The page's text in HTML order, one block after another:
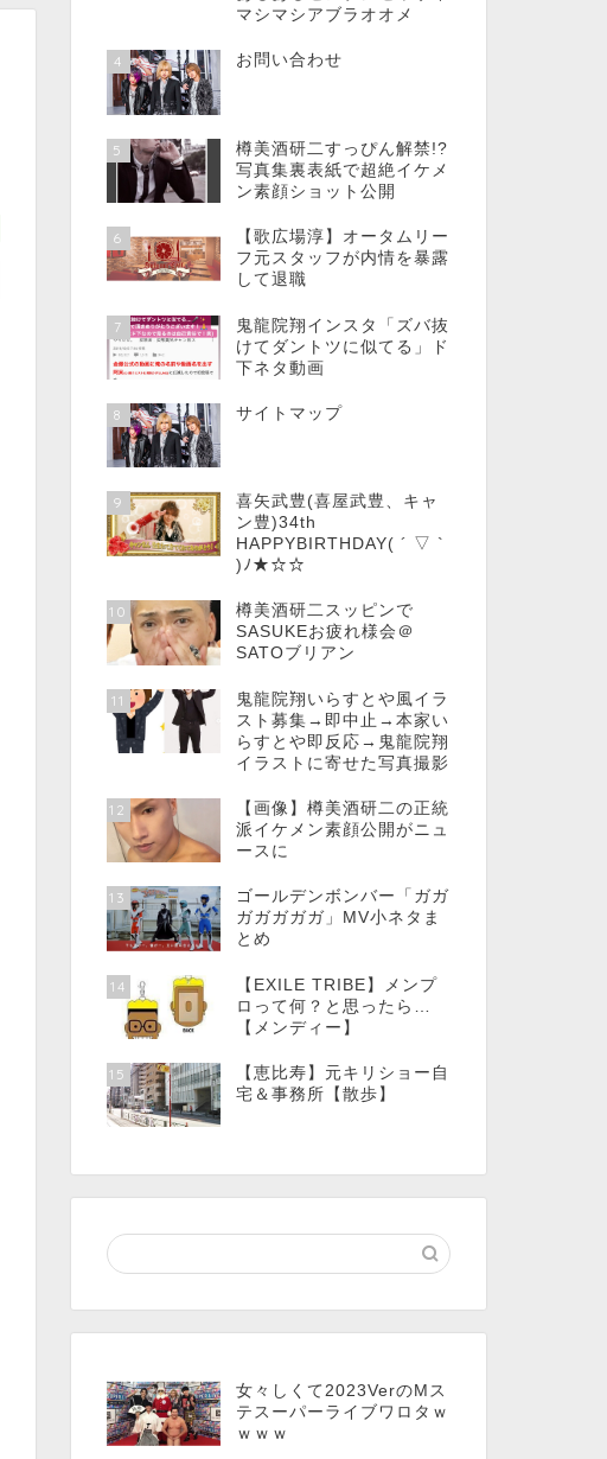
マシマシアブラオオメ
4 お問い合わせ
5
樽美酒研二すっぴん解禁!?
写真集裏表紙で超絶イケメ
ン素顔ショット公開
6
【歌広場淳】オータムリー
フ元スタッフが内情を暴露
して退職
7
鬼龍院翔インスタ「ズバ抜
けてダントツに似てる」ド
下ネタ動画
8 サイトマップ
9
喜矢武豊(喜屋武豊、キャ
ン豊)34th
HAPPYBIRTHDAY( ´ ▽ `
)ﾉ★☆☆
10
樽美酒研二スッピンで
SASUKEお疲れ様会＠
SATOブリアン
11
鬼龍院翔いらすとや風イラ
スト募集→即中止→本家い
らすとや即反応→鬼龍院翔
イラストに寄せた写真撮影
12
【画像】樽美酒研二の正統
派イケメン素顔公開がニュ
ースに
13
ゴールデンボンバー「ガガ
ガガガガガ」MV小ネタま
とめ
14
【EXILE TRIBE】メンプ
ロって何？と思ったら…
【メンディー】
15
【恵比寿】元キリショー自
宅＆事務所【散歩】
女々しくて2023VerのMス
テスーパーライブワロタｗ
ｗｗｗ